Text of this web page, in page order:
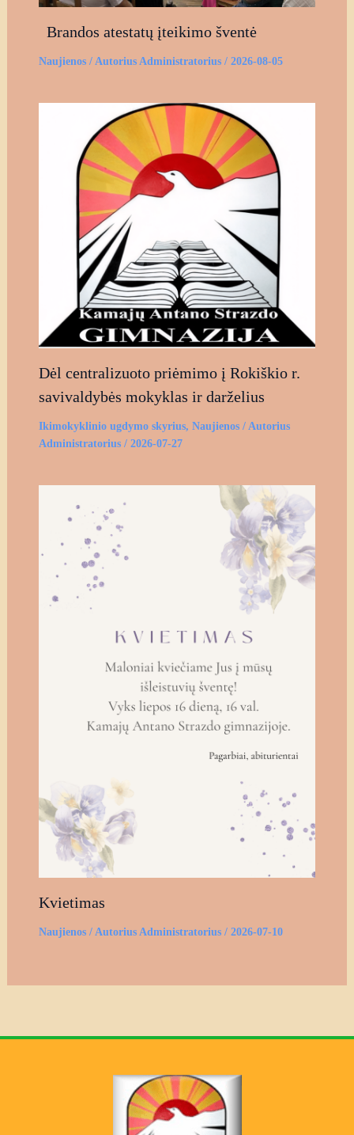
Brandos atestatų įteikimo šventė
Naujienos/ Autorius Administratorius / 2026-08-05
Dėl centralizuoto priėmimo į Rokiškio r.
savivaldybės mokyklas ir darželius
Ikimokyklinio ugdymo skyrius, Naujienos/ Autorius
Administratorius / 2026-07-27
Kvietimas
Naujienos/ Autorius Administratorius / 2026-07-10